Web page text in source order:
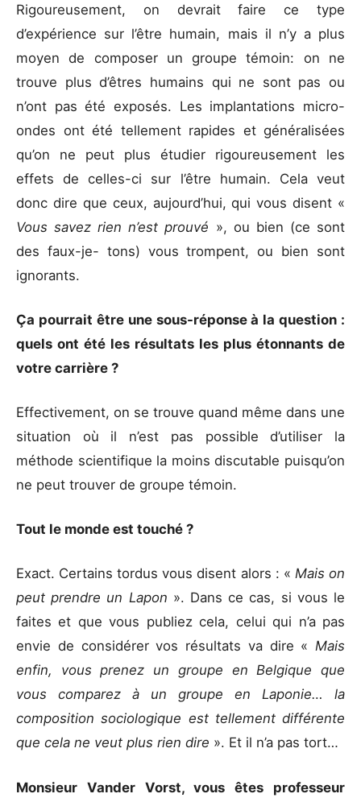
Rigoureusement, on devrait faire ce type
d’expérience sur l’être humain, mais il n’y a plus
moyen de composer un groupe témoin: on ne
trouve plus d’êtres humains qui ne sont pas ou
n’ont pas été exposés. Les implantations micro-
ondes ont été tellement rapides et généralisées
qu’on ne peut plus étudier rigoureusement les
effets de celles-ci sur l’être humain. Cela veut
donc dire que ceux, aujourd’hui, qui vous disent «
Vous savez rien n’est prouvé », ou bien (ce sont
des faux-je- tons) vous trompent, ou bien sont
ignorants.
Ça pourrait être une sous-réponse à laquestion :
quels ont été les résultats les plus étonnants de
votre carrière ?
Effectivement, on se trouve quand même dans une
situation où il n’est pas possible d’utiliser la
méthode scientifique la moins discutable puisqu’on
ne peut trouver de groupe témoin.
Tout le monde est touché ?
Exact. Certains tordus vous disent alors : « Mais on
peut prendre un Lapon ». Dans ce cas, si vous le
faites et que vous publiez cela, celui qui n’a pas
envie de considérer vos résultats va dire « Mais
enfin, vous prenez un groupe en Belgique que
vous comparez à un groupe en Laponie… la
composition sociologique est tellement différente
que cela ne veut plus rien dire ». Et il n’a pas tort…
Monsieur Vander Vorst, vous êtes professeur